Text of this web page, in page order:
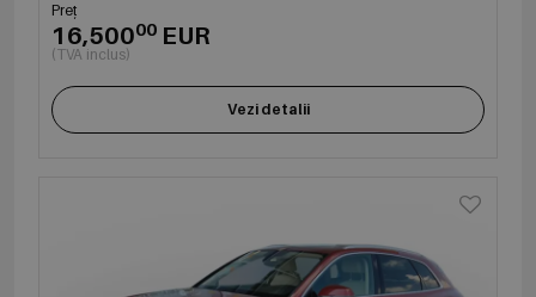
Preț
16,50000 EUR
(TVA inclus)
Vezi detalii